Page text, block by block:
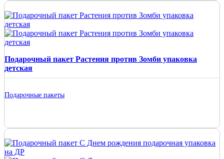
Подарочный пакет Растения против Зомби упаковка
детская
Подарочные пакеты